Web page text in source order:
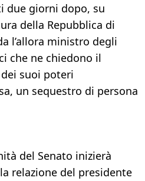
giorni dopo, su
della Repubblica di
l’allora ministro degli
che ne chiedono il
suoi poteri
un sequestro di persona
del Senato inizierà
relazione del presidente